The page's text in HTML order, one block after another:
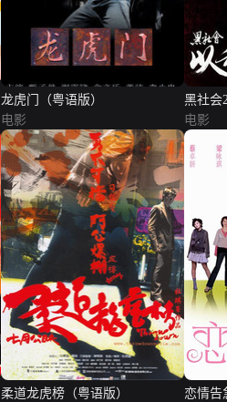
龙虎门（粤语版）
电影
黑社会
电影
柔道龙虎榜（粤语版）
恋情告